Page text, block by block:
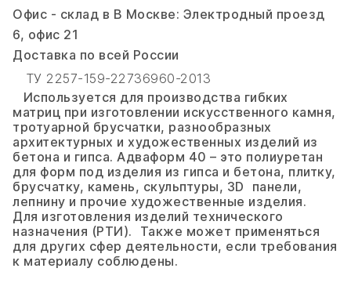
Офис - склад в В Москве: Электродный проезд
6, офис 21
Доставка по всей России
ТУ 2257-159-22736960-201З
Используется для производства гибких
матриц при изготовлении искусственного камня,
тротуарной брусчатки, разнообразных
архитектурных и художественных изделий из
бетона и гипса. Адваформ 40 – это полиуретан
для форм под изделия из гипса и бетона, плитку,
брусчатку, камень, скульптуры, 3D
панели,
лепнину и прочие художественные изделия.
Для изготовления изделий технического
назначения (РТИ).
Также может применяться
для других сфер деятельности, если требования
к материалу соблюдены.